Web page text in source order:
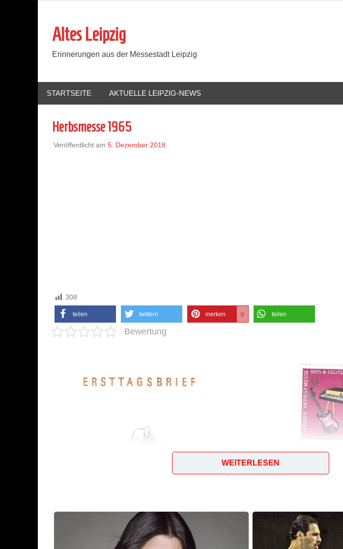
springen
Altes Leipzig
Erinnerungen aus der Messestadt Leipzig
STARTSEITE AKTUELLE LEIPZIG-NEWS
Herbsmesse 1965
Veröffentlicht am 5. Dezember 2018
308
teilen twittern merken 0 teilen
Bewertung
WEITERLESEN